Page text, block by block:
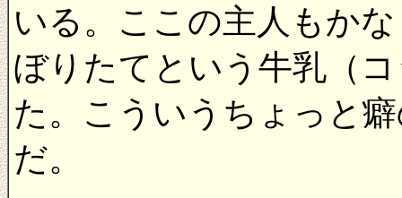
いる。ここの主人もか
ぼりたてという牛乳（
た。こういうちょっと
だ。